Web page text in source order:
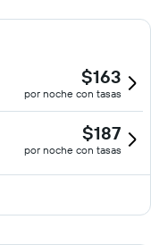
$163
por noche con tasas
$187
por noche con tasas